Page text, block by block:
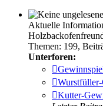
Aktuelle
Themen: 199,
Unterforen:
Kutter-